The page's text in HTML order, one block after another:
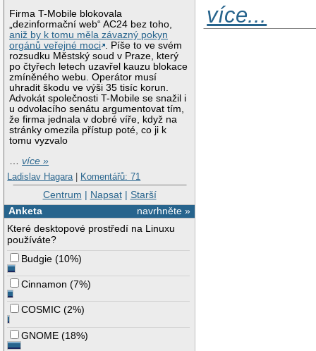
Firma T-Mobile blokovala
„dezinformační web“ AC24 bez toho,
aniž by k tomu měla závazný pokyn
orgánů veřejné moci . Píše to ve svém
rozsudku Městský soud v Praze, který
po čtyřech letech uzavřel kauzu blokace
zmíněného webu. Operátor musí
uhradit škodu ve výši 35 tisíc korun.
Advokát společnosti T-Mobile se snažil i
u odvolacího senátu argumentovat tím,
že firma jednala v dobré víře, když na
stránky omezila přístup poté, co ji k
tomu vyzvalo
…více »
Ladislav Hagara | Komentářů: 71
Centrum | Napsat| Starší
navrhněte »
Anketa
Které desktopové prostředí na Linuxu
používáte?
Budgie (10%)
Cinnamon (7%)
COSMIC (2%)
GNOME (18%)
více...